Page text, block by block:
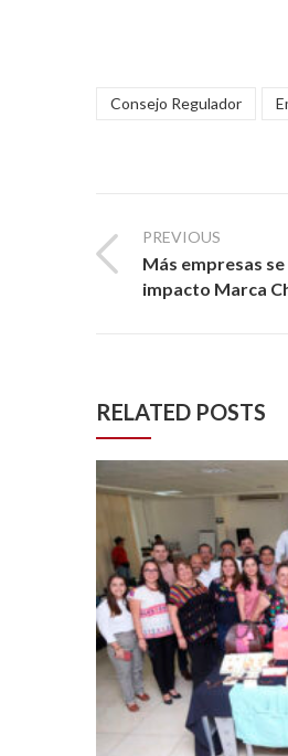
Consejo Regulador
PREVIOUS
Más empresas
impacto Marca
RELATED POSTS